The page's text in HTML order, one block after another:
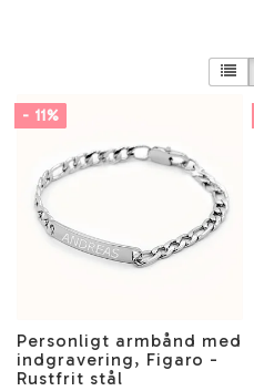
- 11%
Personligt armbånd med
indgravering, Figaro -
Rustfrit stål